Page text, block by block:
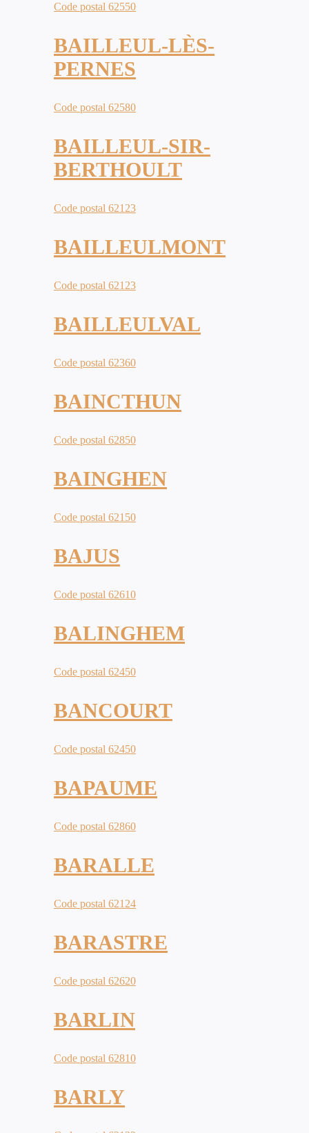
Code postal 62550
BAILLEUL-LÈS-
PERNES
Code postal 62580
BAILLEUL-SIR-
BERTHOULT
Code postal 62123
BAILLEULMONT
Code postal 62123
BAILLEULVAL
Code postal 62360
BAINCTHUN
Code postal 62850
BAINGHEN
Code postal 62150
BAJUS
Code postal 62610
BALINGHEM
Code postal 62450
BANCOURT
Code postal 62450
BAPAUME
Code postal 62860
BARALLE
Code postal 62124
BARASTRE
Code postal 62620
BARLIN
Code postal 62810
BARLY